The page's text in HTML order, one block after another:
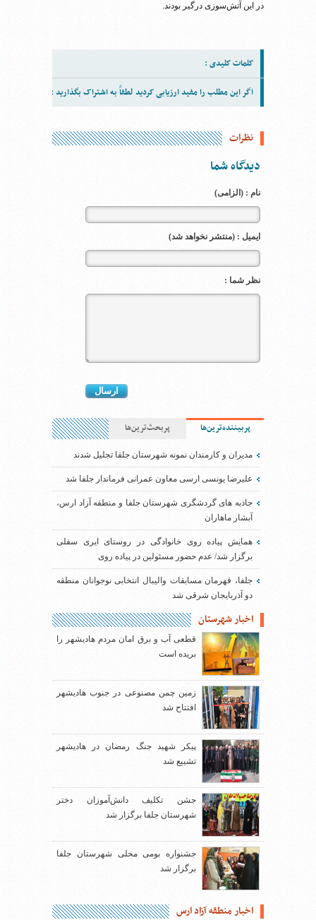
در این آتش‌سوزی درگیر بودند.
کلمات کلیدی :
اگر این مطلب را مفید ارزیابی کردید لطفاً به اشتراک بگذارید :
نظرات
دیدگاه شما
نام : (الزامی)
ایمیل : (منتشر نخواهد شد)
نظر شما :
پربیننده‌ترین‌ها پربحث‌ترین‌ها
مدیران و کارمندان نمونه شهرستان جلفا تجلیل شدند
علیرضا یونسی ارسی معاون عمرانی فرماندار جلفا شد
جاذبه های گردشگری شهرستان جلفا و منطقه آزاد ارس،
آبشار ماهاران
همایش پیاده روی خانوادگی در روستای ایری سفلی
برگزار شد/ عدم حضور مسئولین در پیاده روی
جلفا، قهرمان مسابقات والیبال انتخابی نوجوانان منطقه
دو آذربایجان شرقی شد
اخبار شهرستان
قطعی آب و برق امان مردم هادیشهر را
بریده است
زمین چمن مصنوعی در جنوب هادیشهر
افتتاح شد
پیکر شهید جنگ رمضان در هادیشهر
تشییع شد
جشن تکلیف دانش‌آموزان دختر
شهرستان جلفا برگزار شد
جشنواره بومی محلی شهرستان جلفا
برگزار شد
اخبار منطقه آزاد ارس